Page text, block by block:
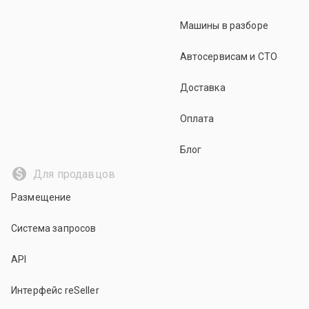
Машины в разборе
Автосервисам и СТО
Доставка
Оплата
Блог
Для продавцов
Размещение
Система запросов
API
Интерфейс reSeller